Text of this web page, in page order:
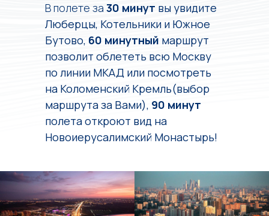
В полете за 30 минут вы увидите
Люберцы, Котельники и Южное
Бутово, 60 минутный маршрут
позволит облететь всю Москву
по линии МКАД или посмотреть
на Коломенский Кремль(выбор
маршрута за Вами), 90 минут
полета откроют вид на
Новоиерусалимский Монастырь!